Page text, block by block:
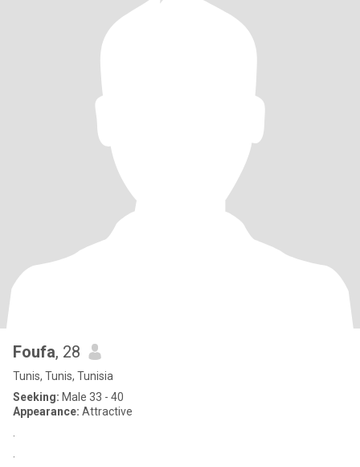
Foufa, 28
Tunis, Tunis, Tunisia
Seeking: Male 33 - 40
Appearance: Attractive